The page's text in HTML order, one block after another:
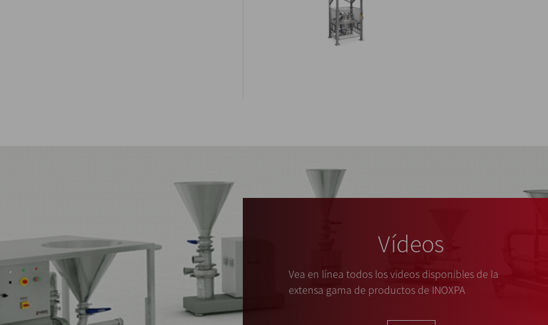
Vídeos
Vea en línea todos los videos disponibles de la
extensa gama de productos de INOXPA